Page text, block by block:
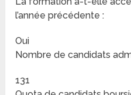
l’année précédente :
Oui
Nombre de candidats
131